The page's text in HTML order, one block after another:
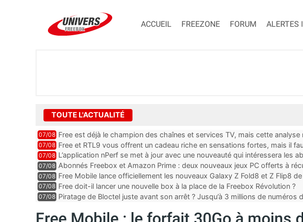
ACCUEIL FREEZONE FORUM ALERTES
TOUTE L'ACTUALITÉ
07/08 Free est déjà le champion des chaînes et services TV, mais cette analyse
encore au moin...
07/08 Free et RTL9 vous offrent un cadeau riche en sensations fortes, mais il
l’obtenir
07/08 L’application nPerf se met à jour avec une nouveauté qui intéressera les
Mobile, Orange, SFR ...
07/08 Abonnés Freebox et Amazon Prime : deux nouveaux jeux PC offerts à
07/08 Free Mobile lance officiellement les nouveaux Galaxy Z Fold8 et Z Flip8
des promos et des cadeaux
07/08 Free doit-il lancer une nouvelle box à la place de la Freebox Révolution ?
07/08 Piratage de Bloctel juste avant son arrêt ? Jusqu’à 3 millions de numéros